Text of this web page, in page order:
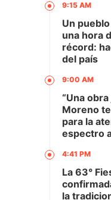
9:15 AM
Un
una hora
récord:
del país
9:00 AM
“Una
Moreno
para la
espectro
4:41 PM
La 63°
la